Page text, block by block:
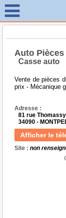
Auto
Casse auto
Vente de pièces
prix - Mécanique
Adresse :
81 rue Thomassy
34090 -
Afficher le
Site : non